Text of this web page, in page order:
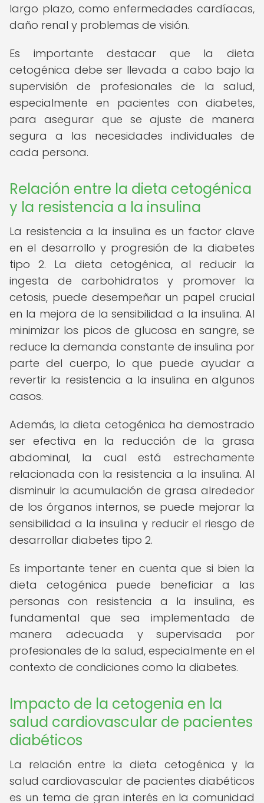
largo plazo, como enfermedades cardíacas,
daño renal y problemas de visión.
Es importante destacar que la dieta
cetogénica debe ser llevada a cabo bajo la
supervisión de profesionales de la salud,
especialmente en pacientes con diabetes,
para asegurar que se ajuste de manera
segura a las necesidades individuales de
cada persona.
Relación entre la dieta cetogénica
y la resistencia a la insulina
La resistencia a la insulina es un factor clave
en el desarrollo y progresión de la diabetes
tipo 2. La dieta cetogénica, al reducir la
ingesta de carbohidratos y promover la
cetosis, puede desempeñar un papel crucial
en la mejora de la sensibilidad a la insulina. Al
minimizar los picos de glucosa en sangre, se
reduce la demanda constante de insulina por
parte del cuerpo, lo que puede ayudar a
revertir la resistencia a la insulina en algunos
casos.
Además, la dieta cetogénica ha demostrado
ser efectiva en la reducción de la grasa
abdominal, la cual está estrechamente
relacionada con la resistencia a la insulina. Al
disminuir la acumulación de grasa alrededor
de los órganos internos, se puede mejorar la
sensibilidad a la insulina y reducir el riesgo de
desarrollar diabetes tipo 2.
Es importante tener en cuenta que si bien la
dieta cetogénica puede beneficiar a las
personas con resistencia a la insulina, es
fundamental que sea implementada de
manera adecuada y supervisada por
profesionales de la salud, especialmente en el
contexto de condiciones como la diabetes.
Impacto de la cetogenia en la
salud cardiovascular de pacientes
diabéticos
La relación entre la dieta cetogénica y la
salud cardiovascular de pacientes diabéticos
es un tema de gran interés en la comunidad